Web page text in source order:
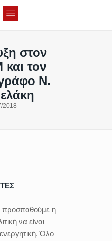
στον
και τον
Ν.
2018
προσπαθούμε η
να είναι
Όλο